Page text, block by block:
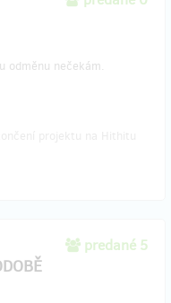
odměnu nečekám.
predané 5